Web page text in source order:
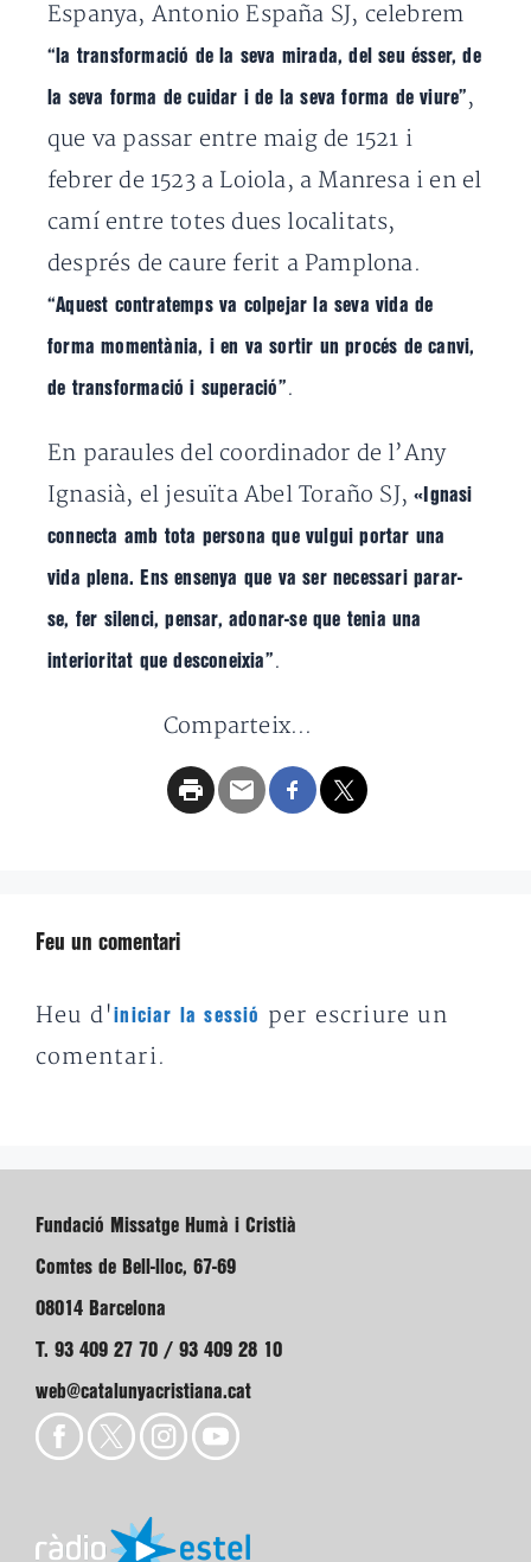
Espanya, Antonio España SJ, celebrem
“la transformació de la seva mirada, del seu ésser, de
la seva forma de cuidar i de la seva forma de viure” ,
que va passar entre maig de 1521 i
febrer de 1523 a Loiola, a Manresa i en el
camí entre totes dues localitats,
després de caure ferit a Pamplona.
“Aquest contratemps va colpejar la seva vida de
forma momentània, i en va sortir un procés de canvi,
de transformació i superació” .
En paraules del coordinador de l’Any
Ignasià, el jesuïta Abel Toraño SJ,«Ignasi
connecta amb tota persona que vulgui portar una
vida plena. Ens ensenya que va ser necessari parar-
se, fer silenci, pensar, adonar-se que tenia una
interioritat que desconeixia” .
Comparteix...
Feu un comentari
Heu d'iniciar la sessió
per escriure un
comentari.
Fundació Missatge Humà i Cristià
Comtes de Bell-lloc, 67-69
08014 Barcelona
T. 93 409 27 70 / 93 409 28 10
web@catalunyacristiana.cat